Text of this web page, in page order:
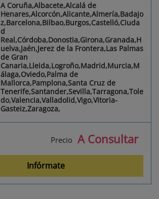
A Coruña,Albacete,Alcalá de
Henares,Alcorcón,Alicante,Almería,Badajo
z,Barcelona,Bilbao,Burgos,Castelló,Ciuda
d
Real,Córdoba,Donostia,Girona,Granada,H
uelva,Jaén,Jerez de la Frontera,Las Palmas
de Gran
Canaria,Lleida,Logroño,Madrid,Murcia,M
álaga,Oviedo,Palma de
Mallorca,Pamplona,Santa Cruz de
Tenerife,Santander,Sevilla,Tarragona,Tole
do,Valencia,Valladolid,Vigo,Vitoria-
Gasteiz,Zaragoza,
Precio A Consultar
Infórmate